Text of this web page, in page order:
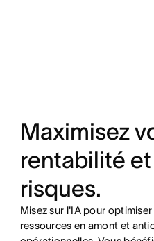
Maximisez
rentabilité
risques.
Misez sur l'IA pour
ressources en amont et